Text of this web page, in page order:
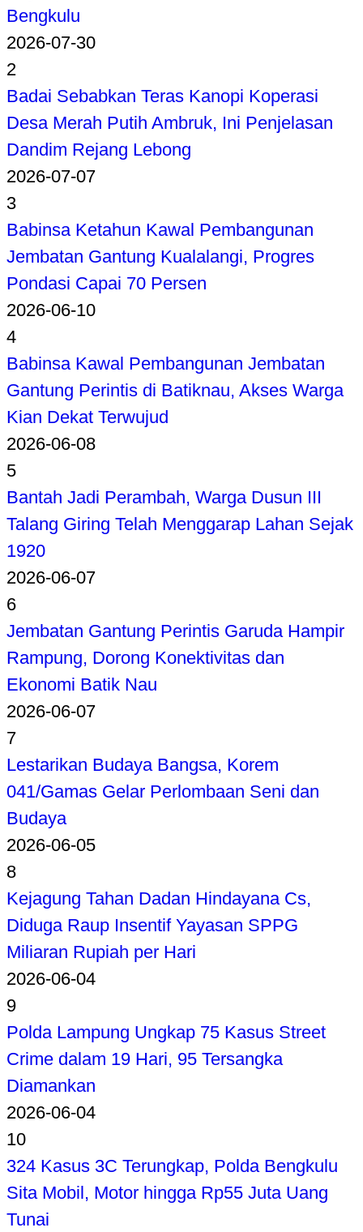
Bengkulu
2026-07-30
2
Badai Sebabkan Teras Kanopi Koperasi
Desa Merah Putih Ambruk, Ini Penjelasan
Dandim Rejang Lebong
2026-07-07
3
Babinsa Ketahun Kawal Pembangunan
Jembatan Gantung Kualalangi, Progres
Pondasi Capai 70 Persen
2026-06-10
4
Babinsa Kawal Pembangunan Jembatan
Gantung Perintis di Batiknau, Akses Warga
Kian Dekat Terwujud
2026-06-08
5
Bantah Jadi Perambah, Warga Dusun III
Talang Giring Telah Menggarap Lahan Sejak
1920
2026-06-07
6
Jembatan Gantung Perintis Garuda Hampir
Rampung, Dorong Konektivitas dan
Ekonomi Batik Nau
2026-06-07
7
Lestarikan Budaya Bangsa, Korem
041/Gamas Gelar Perlombaan Seni dan
Budaya
2026-06-05
8
Kejagung Tahan Dadan Hindayana Cs,
Diduga Raup Insentif Yayasan SPPG
Miliaran Rupiah per Hari
2026-06-04
9
Polda Lampung Ungkap 75 Kasus Street
Crime dalam 19 Hari, 95 Tersangka
Diamankan
2026-06-04
10
324 Kasus 3C Terungkap, Polda Bengkulu
Sita Mobil, Motor hingga Rp55 Juta Uang
Tunai